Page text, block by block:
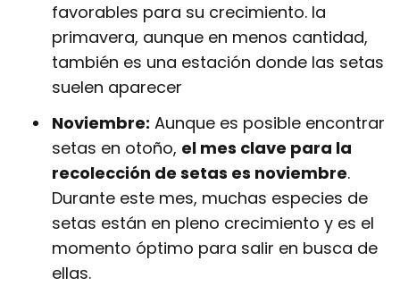
favorables para su crecimiento. la
primavera, aunque en menos cantidad,
también es una estación donde las setas
suelen aparecer
Noviembre: Aunque es posible encontrar
setas en otoño, el mes clave para la
recolección de setas es noviembre.
Durante este mes, muchas especies de
setas están en pleno crecimiento y es el
momento óptimo para salir en busca de
ellas.